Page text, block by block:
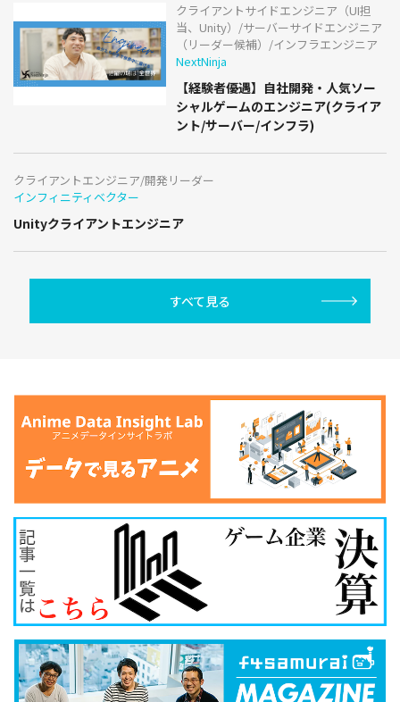
クライアントサイドエンジニア（UI担
当、Unity）/サーバーサイドエンジニア
（リーダー候補）/インフラエンジニア
NextNinja
【経験者優遇】自社開発・人気ソー
シャルゲームのエンジニア(クライア
ント/サーバー/インフラ)
クライアントエンジニア/開発リーダー
インフィニティベクター
Unityクライアントエンジニア
すべて見る